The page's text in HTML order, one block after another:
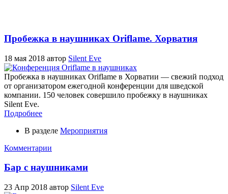
Пробежка в наушниках Oriflame. Хорватия
18 мая 2018 автор Silent Eve
Пробежка в наушниках Oriflame в Хорватии — свежий подход
от организатором ежегодной конференции для шведской
компании. 150 человек совершило пробежку в наушниках
Silent Eve.
Подробнее
В разделе Мероприятия
Комментарии
Бар с наушниками
23 Апр 2018 автор Silent Eve